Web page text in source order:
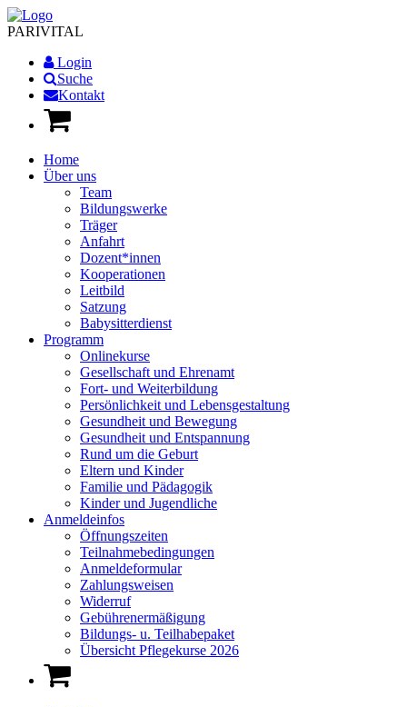
PARIVITAL
Login
Suche
Kontakt
Home
Über uns
Team
Bildungswerke
Träger
Anfahrt
Dozent*innen
Kooperationen
Leitbild
Satzung
Babysitterdienst
Programm
Onlinekurse
Gesellschaft und Ehrenamt
Fort- und Weiterbildung
Persönlichkeit und Lebensgestaltung
Gesundheit und Bewegung
Gesundheit und Entspannung
Rund um die Geburt
Eltern und Kinder
Familie und Pädagogik
Kinder und Jugendliche
Anmeldeinfos
Öffnungszeiten
Teilnahmebedingungen
Anmeldeformular
Zahlungsweisen
Widerruf
Gebührenermäßigung
Bildungs- u. Teilhabepaket
Übersicht Pflegekurse 2026